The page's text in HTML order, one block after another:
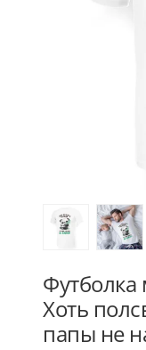
Футболка
Хоть
папы не